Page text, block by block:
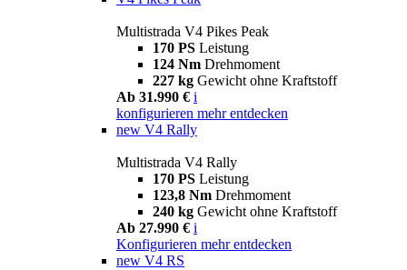
Multistrada V4 Pikes Peak
170 PS Leistung
124 Nm Drehmoment
227 kg Gewicht ohne Kraftstoff
Ab 31.990 € i
konfigurieren mehr entdecken
new V4 Rally
Multistrada V4 Rally
170 PS Leistung
123,8 Nm Drehmoment
240 kg Gewicht ohne Kraftstoff
Ab 27.990 € i
Konfigurieren mehr entdecken
new V4 RS